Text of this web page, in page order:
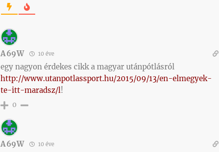
A69W 10 éve
egy nagyon érdekes cikk a magyar utánpótlásról
http://www.utanpotlassport.hu/2015/09/13/en-elmegyek-
te-itt-maradsz/l!
0
A69W 10 éve